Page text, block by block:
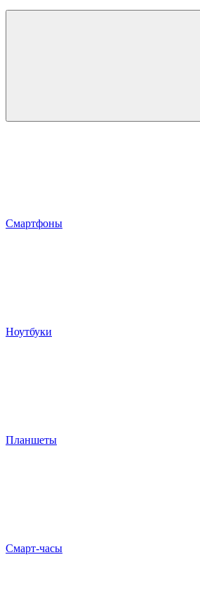
Смартфоны
Ноутбуки
Планшеты
Смарт-часы